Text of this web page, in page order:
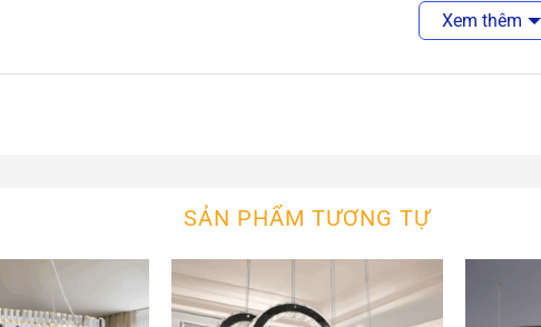
Các bóng đèn hình nến kết hợp cùng chụp pha lê trong suốt giúp tái
mang lại cảm giác ấm áp và sang trọng cho không gian.
ấn tượng mạnh về thị giác.
Xem thêm
SẢN PHẨM TƯƠNG TỰ